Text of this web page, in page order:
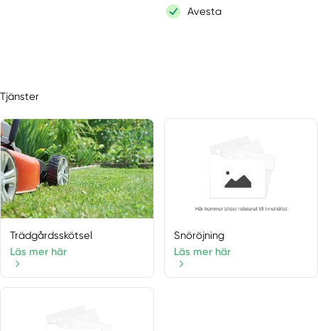
Avesta
Tjänster
Trädgårdsskötsel
Läs mer här
Snöröjning
Läs mer här